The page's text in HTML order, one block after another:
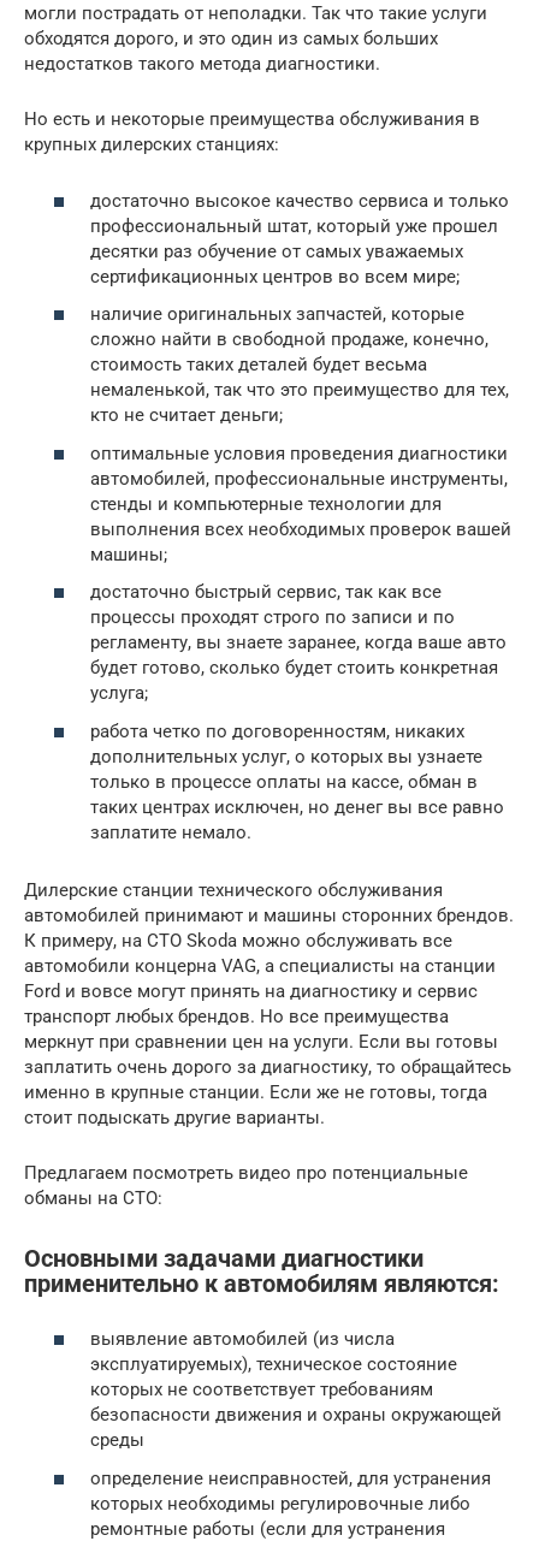
могли пострадать от неполадки. Так что такие услуги
обходятся дорого, и это один из самых больших
недостатков такого метода диагностики.
Но есть и некоторые преимущества обслуживания в
крупных дилерских станциях:
достаточно высокое качество сервиса и только
профессиональный штат, который уже прошел
десятки раз обучение от самых уважаемых
сертификационных центров во всем мире;
наличие оригинальных запчастей, которые
сложно найти в свободной продаже, конечно,
стоимость таких деталей будет весьма
немаленькой, так что это преимущество для тех,
кто не считает деньги;
оптимальные условия проведения диагностики
автомобилей, профессиональные инструменты,
стенды и компьютерные технологии для
выполнения всех необходимых проверок вашей
машины;
достаточно быстрый сервис, так как все
процессы проходят строго по записи и по
регламенту, вы знаете заранее, когда ваше авто
будет готово, сколько будет стоить конкретная
услуга;
работа четко по договоренностям, никаких
дополнительных услуг, о которых вы узнаете
только в процессе оплаты на кассе, обман в
таких центрах исключен, но денег вы все равно
заплатите немало.
Дилерские станции технического обслуживания
автомобилей принимают и машины сторонних брендов.
К примеру, на СТО Skoda можно обслуживать все
автомобили концерна VAG, а специалисты на станции
Ford и вовсе могут принять на диагностику и сервис
транспорт любых брендов. Но все преимущества
меркнут при сравнении цен на услуги. Если вы готовы
заплатить очень дорого за диагностику, то обращайтесь
именно в крупные станции. Если же не готовы, тогда
стоит подыскать другие варианты.
Предлагаем посмотреть видео про потенциальные
обманы на СТО:
Основными задачами диагностики
применительно к автомобилям являются:
выявление автомобилей (из числа
эксплуатируемых), техническое состояние
которых не соответствует требованиям
безопасности движения и охраны окружающей
среды
определение неисправностей, для устранения
которых необходимы регулировочные либо
ремонтные работы (если для устранения